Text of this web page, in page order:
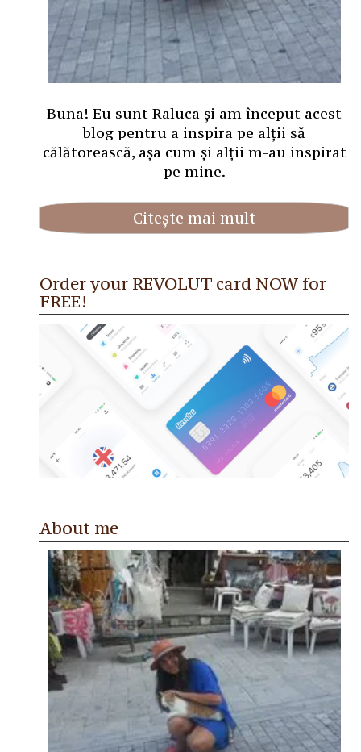
Buna! Eu sunt Raluca și am început acest
blog pentru a inspira pe alții să
călătorească, așa cum și alții m-au inspirat
pe mine.
Citește mai mult
Order your REVOLUT card NOW for
FREE!
About me